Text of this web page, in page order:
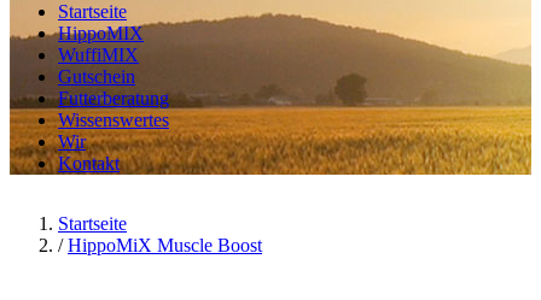
Startseite
HippoMIX
WuffiMIX
Gutschein
Futterberatung
Wissenswertes
Wir
Kontakt
Startseite
/ HippoMiX Muscle Boost